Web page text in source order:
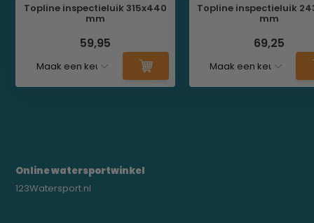
Topline inspectieluik 315x440
mm
59,95
Topline inspectieluik
mm
69,25
Online watersportwinkel
123Watersport.nl